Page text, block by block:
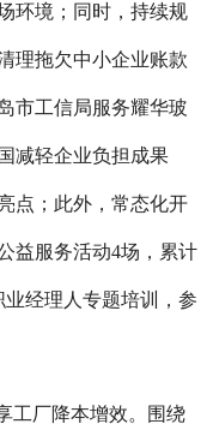
环境；同时，持续规
理拖欠中小企业账款
市工信局服务耀华玻
减轻企业负担成果
点； 此外，常态化开
益服务活动4场，累计
经理人专题培训，参
厂降本增效。围绕